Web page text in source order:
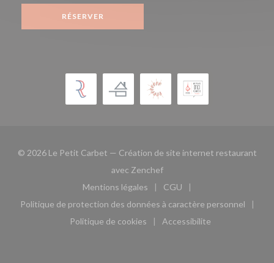
RÉSERVER
© 2026 Le Petit Carbet — Création de site internet restaurant
avec Zenchef((ouvre une nouvelle
Mentions légales
((ouvre une nouvelle fenêtre))
CGU
((ouvre une nouvelle
Politique de protection des données à caractère personnel
((ouvre une nouvelle fenêtre))
Politique de cookies
((ouvre une nouvelle fenêtre))
Accessibilite